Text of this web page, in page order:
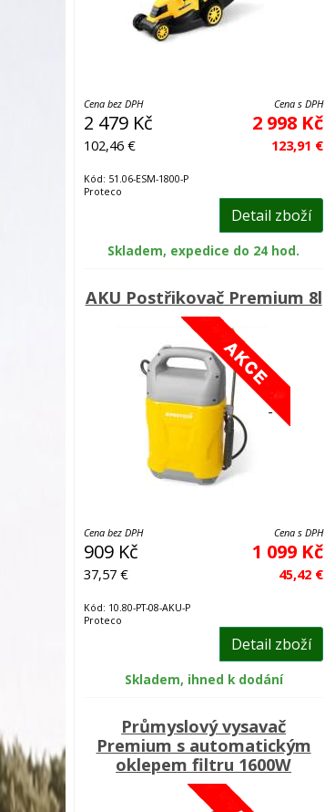
Cena bez DPH
2 479 Kč
102,46 €
Cena s DPH
2 998 Kč
123,91 €
Kód: 51.06-ESM-1800-P
Proteco
Detail zboží
Skladem, expedice do 24 hod.
AKU Postřikovač Premium 8l
Cena bez DPH
909 Kč
37,57 €
Cena s DPH
1 099 Kč
45,42 €
Kód: 10.80-PT-08-AKU-P
Proteco
Detail zboží
Skladem, ihned k dodání
Průmyslový vysavač
Premium s automatickým
oklepem filtru 1600W